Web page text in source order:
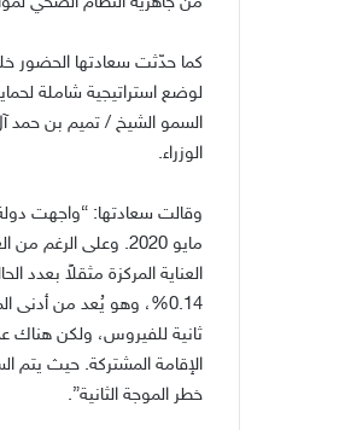
كما حدّثت سعادتها الحضور
السمو الشيخ / تميم بن حمد
الوزراء.
مايو 2020. وعلى
0.14%، وهو يُعد من أدنى
ثانية للفيروس، ولكن هناك
الإقامة المشتركة. حيث يتم
خطر الموجة الثانية”.